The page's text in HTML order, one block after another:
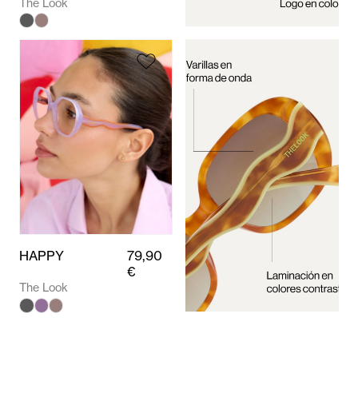
HAPPY
79,90
€
The Look